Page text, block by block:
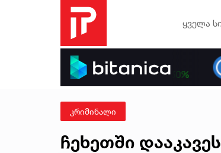
ყველა
კრიმინალი
ჩეხეთში